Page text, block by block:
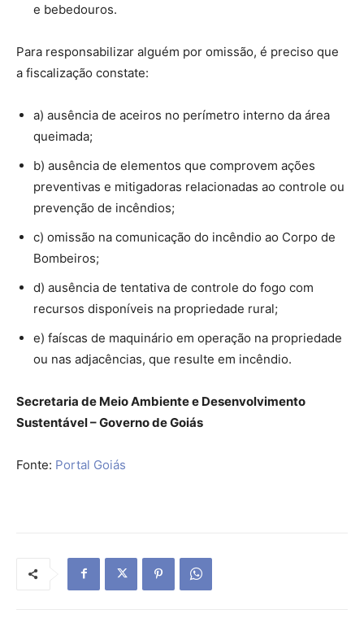
e bebedouros.
Para responsabilizar alguém por omissão, é preciso que
a fiscalização constate:
a) ausência de aceiros no perímetro interno da área
queimada;
b) ausência de elementos que comprovem ações
preventivas e mitigadoras relacionadas ao controle ou
prevenção de incêndios;
c) omissão na comunicação do incêndio ao Corpo de
Bombeiros;
d) ausência de tentativa de controle do fogo com
recursos disponíveis na propriedade rural;
e) faíscas de maquinário em operação na propriedade
ou nas adjacências, que resulte em incêndio.
Secretaria de Meio Ambiente e Desenvolvimento
Sustentável – Governo de Goiás
Fonte: Portal Goiás